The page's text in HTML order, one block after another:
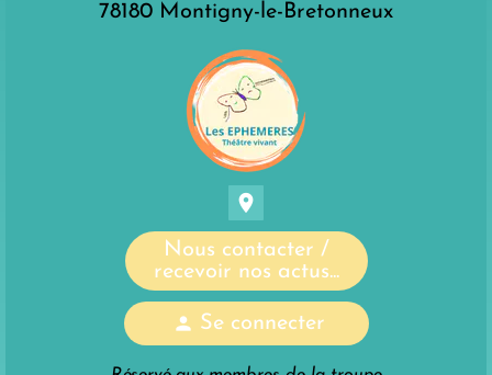
78180 Montigny-le-Bretonneux
location_on
Nous contacter /
recevoir nos actus...
person Se connecter